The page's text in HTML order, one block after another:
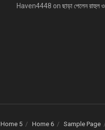
Haven4448 on ছাড়া পেলেন রাহুল
Home 5 Home 6 Sample Page